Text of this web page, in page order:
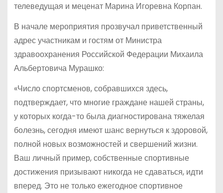
телеведущая и меценат Марина Игоревна Корпан.
В начале мероприятия прозвучал приветственный
адрес участникам и гостям от Министра
здравоохранения Российской Федерации Михаила
Альбертовича Мурашко:
«Число спортсменов, собравшихся здесь,
подтверждает, что многие граждане нашей страны,
у которых когда-то была диагностирована тяжелая
болезнь, сегодня имеют шанс вернуться к здоровой,
полной новых возможностей и свершений жизни.
Ваш личный пример, собственные спортивные
достижения призывают никогда не сдаваться, идти
вперед. Это не только ежегодное спортивное